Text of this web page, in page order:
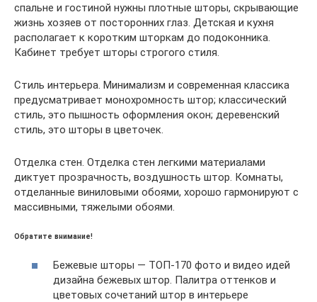
спальне и гостиной нужны плотные шторы, скрывающие
жизнь хозяев от посторонних глаз. Детская и кухня
располагает к коротким шторкам до подоконника.
Кабинет требует шторы строгого стиля.
Стиль интерьера. Минимализм и современная классика
предусматривает монохромность штор; классический
стиль, это пышность оформления окон; деревенский
стиль, это шторы в цветочек.
Отделка стен. Отделка стен легкими материалами
диктует прозрачность, воздушность штор. Комнаты,
отделанные виниловыми обоями, хорошо гармонируют с
массивными, тяжелыми обоями.
Обратите внимание!
Бежевые шторы — ТОП-170 фото и видео идей
дизайна бежевых штор. Палитра оттенков и
цветовых сочетаний штор в интерьере